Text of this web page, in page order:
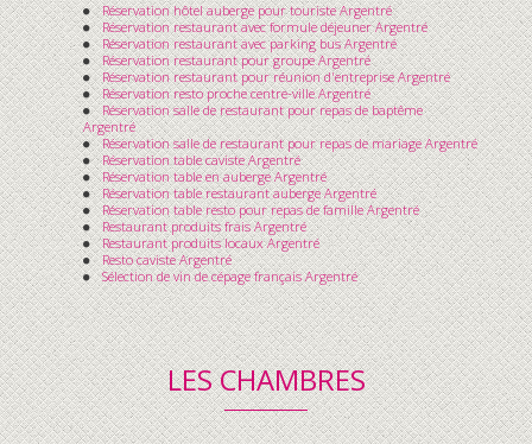
Réservation hôtel auberge pour touriste Argentré
Réservation restaurant avec formule déjeuner Argentré
Réservation restaurant avec parking bus Argentré
Réservation restaurant pour groupe Argentré
Réservation restaurant pour réunion d'entreprise Argentré
Réservation resto proche centre-ville Argentré
Réservation salle de restaurant pour repas de baptême
Argentré
Réservation salle de restaurant pour repas de mariage Argentré
Réservation table caviste Argentré
Réservation table en auberge Argentré
Réservation table restaurant auberge Argentré
Réservation table resto pour repas de famille Argentré
Restaurant produits frais Argentré
Restaurant produits locaux Argentré
Resto caviste Argentré
Sélection de vin de cépage français Argentré
LES CHAMBRES